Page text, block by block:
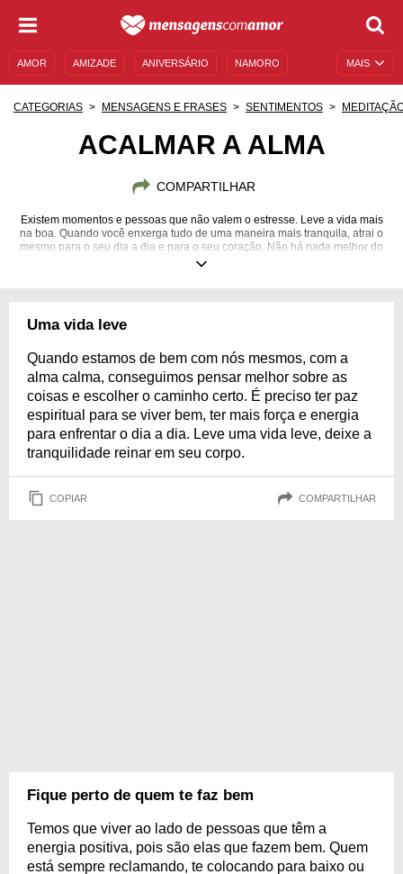
MAIS
AMOR AMIZADE ANIVERSÁRIO NAMORO
CATEGORIAS MENSAGENS E FRASES SENTIMENTOS
ACALMAR A ALMA
COMPARTILHAR
Existem momentos e pessoas que não valem o estresse. Leve a vida mais
na boa. Quando você enxerga tudo de uma maneira mais tranquila, atrai o
mesmo para o seu dia a dia e para o seu coração. Não há nada melhor do
que viver tendo a calma como norte.
Uma vida leve
Quando estamos de bem com nós mesmos, com a
alma calma, conseguimos pensar melhor sobre as
coisas e escolher o caminho certo. É preciso ter paz
espiritual para se viver bem, ter mais força e energia
para enfrentar o dia a dia. Leve uma vida leve, deixe a
tranquilidade reinar em seu corpo.
COPIAR COMPARTILHAR
Fique perto de quem te faz bem
Temos que viver ao lado de pessoas que têm a
energia positiva, pois são elas que fazem bem. Quem
está sempre reclamando, te colocando para baixo ou